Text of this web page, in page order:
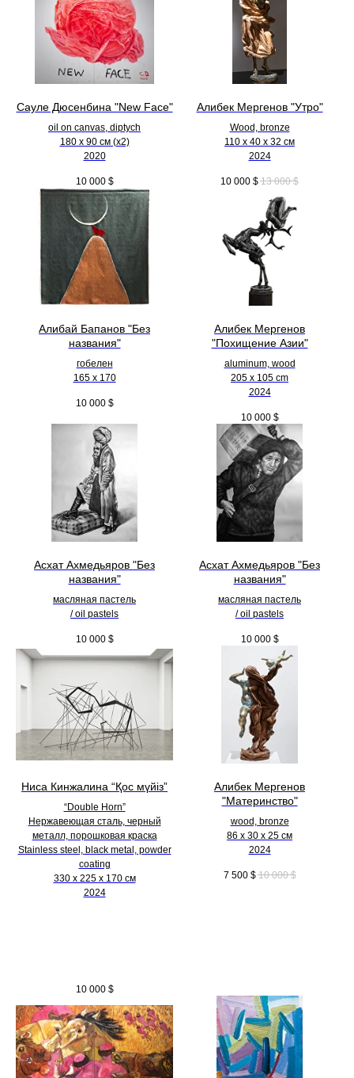
Сауле Дюсенбина "New Face"
oil on canvas, diptych
180 x 90 см (х2)
2020
10 000 $
Алибек Мергенов "Утро"
Wood, bronze
110 х 40 х 32 см
2024
10 000 $ 13 000 $
Алибай Бапанов "Без
названия"
гобелен
165 x 170
10 000 $
Алибек Мергенов
"Похищение Азии"
aluminum, wood
205 х 105 cm
2024
10 000 $
Асхат Ахмедьяров "Без
названия"
масляная пастель
/ oil pastels
10 000 $
Асхат Ахмедьяров "Без
названия"
масляная пастель
/ oil pastels
10 000 $
Ниса Кинжалина “Қос мүйіз”
“Double Horn”
Нержавеющая сталь, черный
металл, порошковая краска
Stainless steel, black metal, powder
coating
330 х 225 х 170 см
2024
10 000 $
Алибек Мергенов
"Материнство"
wood, bronze
86 х 30 х 25 см
2024
7 500 $ 10 000 $